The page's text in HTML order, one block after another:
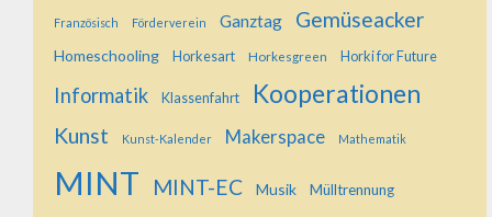
Französisch Förderverein Ganztag Gemüseacker
Homeschooling Horkesart Horkesgreen Horki for Future
Informatik Klassenfahrt Kooperationen
Kunst Kunst-Kalender Makerspace Mathematik
MINT MINT-EC Musik Mülltrennung